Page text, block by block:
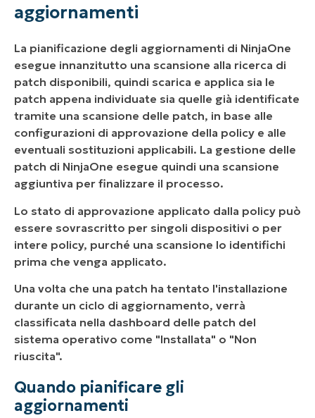
aggiornamenti
La pianificazione degli aggiornamenti di NinjaOne
esegue innanzitutto una scansione alla ricerca di
patch disponibili, quindi scarica e applica sia le
patch appena individuate sia quelle già identificate
tramite una scansione delle patch, in base alle
configurazioni di approvazione della policy e alle
eventuali sostituzioni applicabili. La gestione delle
patch di NinjaOne esegue quindi una scansione
aggiuntiva per finalizzare il processo.
Lo stato di approvazione applicato dalla policy può
essere sovrascritto per singoli dispositivi o per
intere policy, purché una scansione lo identifichi
prima che venga applicato.
Una volta che una patch ha tentato l'installazione
durante un ciclo di aggiornamento, verrà
classificata nella dashboard delle patch del
sistema operativo come "Installata" o "Non
riuscita".
Quando pianificare gli
aggiornamenti